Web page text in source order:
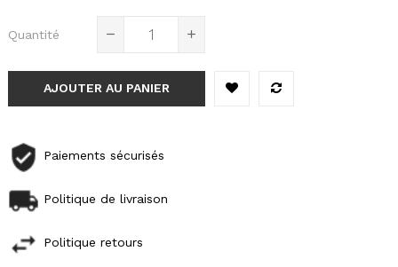
Quantité
AJOUTER AU PANIER
Paiements sécurisés
Politique de livraison
Politique retours